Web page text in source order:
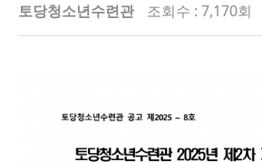
토당청소년수련관 조회수 : 7,170회